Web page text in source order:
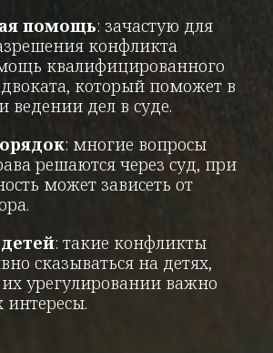
помощь: зачастую для
конфликта
квалифицированного
который поможет в
ведении дел в суде.
: многие вопросы
решаются через суд, при
может зависеть от
: такие конфликты
сказываться на детях,
урегулировании важно
интересы.